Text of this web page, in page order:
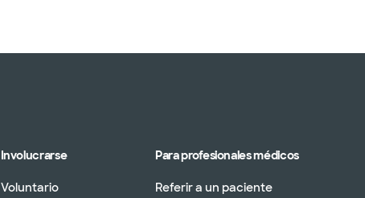
Involucrarse
Voluntario
Para profesionales médicos
Referir a un paciente